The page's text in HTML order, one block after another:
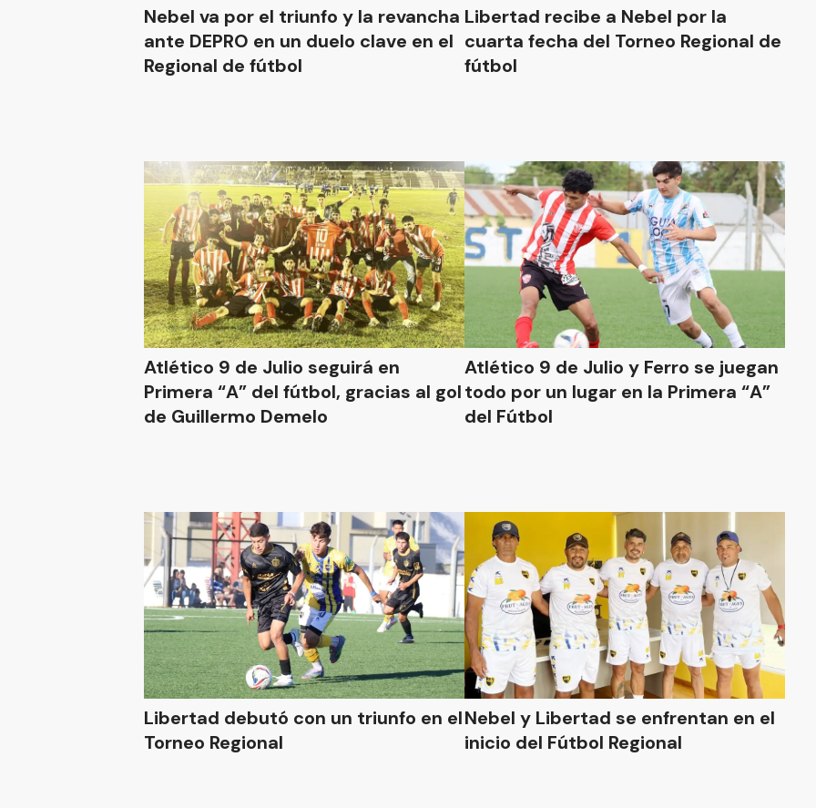
Nebel va por el triunfo y la revancha
ante DEPRO en un duelo clave en el
Regional de fútbol
Libertad recibe a Nebel por la
cuarta fecha del Torneo Regional de
fútbol
Atlético 9 de Julio seguirá en
Primera “A” del fútbol, gracias al gol
de Guillermo Demelo
Atlético 9 de Julio y Ferro se juegan
todo por un lugar en la Primera “A”
del Fútbol
Libertad debutó con un triunfo en el
Torneo Regional
Nebel y Libertad se enfrentan en el
inicio del Fútbol Regional